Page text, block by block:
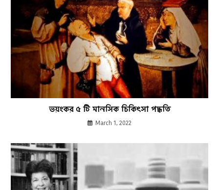
ভয়ংকর ৫ টি মানসিক চিকিৎসা পদ্ধতি
March 1, 2022